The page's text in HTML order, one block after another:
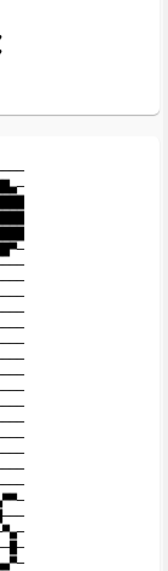
♥─█▄█─█▄█─█▄█─█▄█─♥─█▄█─█▀█──█──♥
─█────█───█───█──█──▀▄▄──▄▄▀──▄▄▀─